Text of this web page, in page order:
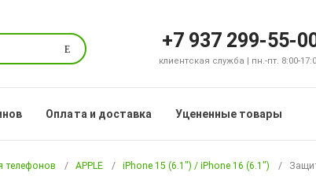
Поиск +7 937 299-55-
клиентская служба | пн.-пт. 8:00-
Оплата и доставка Уцененные товары
телефонов APPLE iPhone 15 (6.1") / iPhone 16 (6.1")